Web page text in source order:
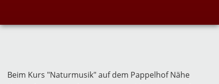
Beim Kurs "Naturmusik" auf dem Pappelhof Nähe